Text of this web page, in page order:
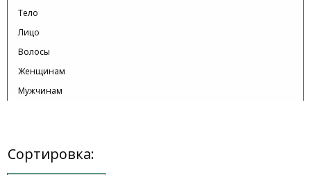
Тело
Лицо
Волосы
Женщинам
Мужчинам
Сортировка: